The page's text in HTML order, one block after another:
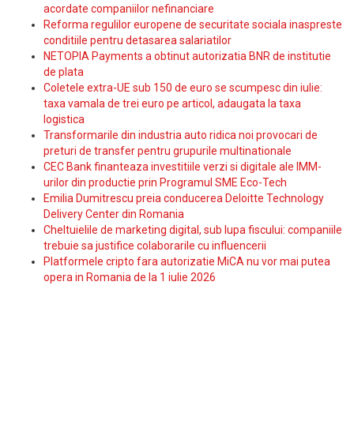
acordate companiilor nefinanciare
Reforma regulilor europene de securitate sociala inaspreste
conditiile pentru detasarea salariatilor
NETOPIA Payments a obtinut autorizatia BNR de institutie
de plata
Coletele extra-UE sub 150 de euro se scumpesc din iulie:
taxa vamala de trei euro pe articol, adaugata la taxa
logistica
Transformarile din industria auto ridica noi provocari de
preturi de transfer pentru grupurile multinationale
CEC Bank finanteaza investitiile verzi si digitale ale IMM-
urilor din productie prin Programul SME Eco-Tech
Emilia Dumitrescu preia conducerea Deloitte Technology
Delivery Center din Romania
Cheltuielile de marketing digital, sub lupa fiscului: companiile
trebuie sa justifice colaborarile cu influencerii
Platformele cripto fara autorizatie MiCA nu vor mai putea
opera in Romania de la 1 iulie 2026